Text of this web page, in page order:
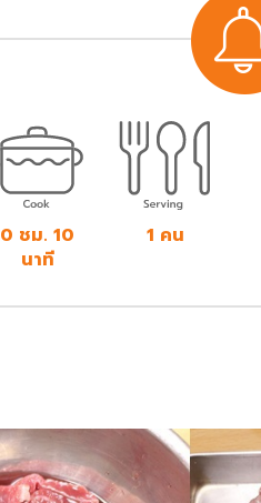
0 ชม. 10
นาที
1 คน